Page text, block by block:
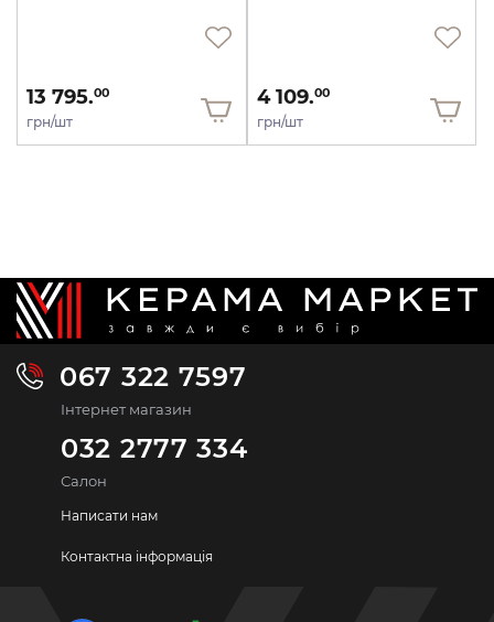
13 795.00
грн/шт
4 109.00
грн/шт
067 322 7597
Інтернет магазин
032 2777 334
Салон
Написати нам
Контактна інформація